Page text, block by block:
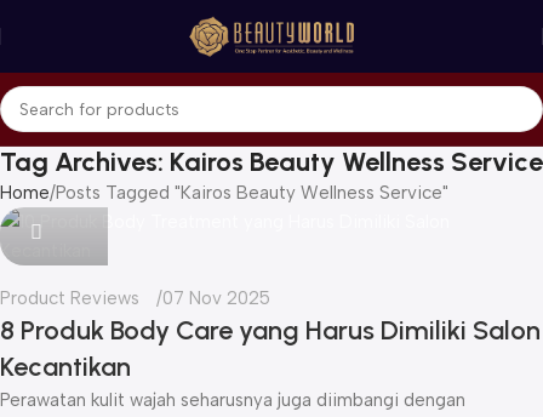
Tag Archives: Kairos Beauty Wellness Service
Home Posts Tagged "Kairos Beauty Wellness Service"
Icha
Product Reviews 07 Nov 2025
8 Produk Body Care yang Harus Dimiliki Salon
Kecantikan
Perawatan kulit wajah seharusnya juga diimbangi dengan